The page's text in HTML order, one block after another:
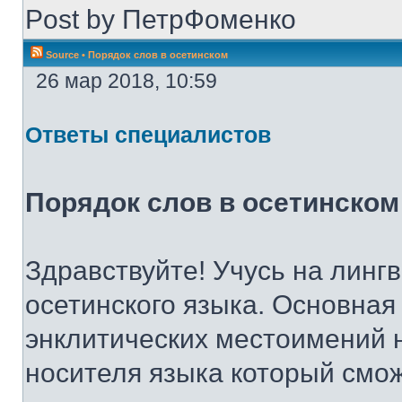
Post by ПетрФоменко
Source • Порядок слов в осетинском
26 мар 2018, 10:59
Ответы специалистов
Порядок слов в осетинском
Здравствуйте! Учусь на
осетинского языка.
энклитических местоимений
носителя языка который